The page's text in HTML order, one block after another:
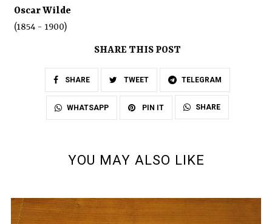
Oscar Wilde
(1854 - 1900)
SHARE THIS POST
SHARE TWEET TELEGRAM
WHATSAPP PIN IT SHARE
YOU MAY ALSO LIKE